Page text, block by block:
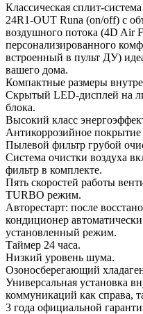
Классическая сплит-
24R1-OUT Runa (on/off) с
воздушного потока (4D Air
персонализированного
встроенный в пульт ДУ)
вашего дома.
Компактные размеры
Скрытый LED-дисплей на
блока.
Высокий класс
Антикоррозийное
Пылевой фильтр грубой
Система очистки воздуха
фильтр в комплекте.
Пять скоростей работы
TURBO режим.
Авторестарт: после
кондиционер
установленный режим.
Таймер 24 часа.
Низкий уровень шума.
Озоносберегающий
Универсальная установка
коммуникаций как справа,
3 года официальной